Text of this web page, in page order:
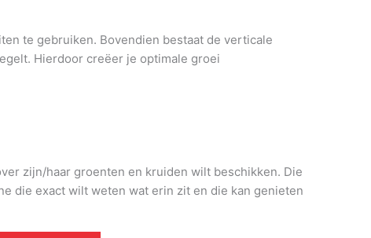
te gebruiken. Bovendien bestaat de verticale
Hierdoor creëer je optimale groei
zijn/haar groenten en kruiden wilt beschikken. Die
die exact wilt weten wat erin zit en die kan genieten